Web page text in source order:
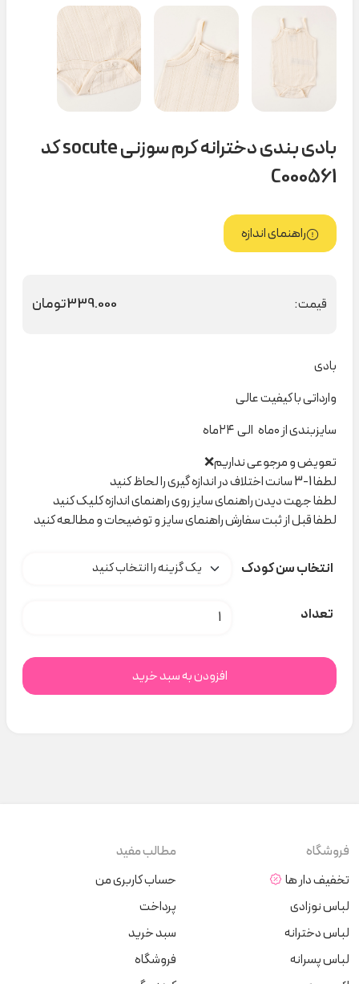
بادی بندی دخترانه کرم سوزنی socute کد
C000561
راهنمای اندازه
قیمت: 339.000تومان
بادی
وارداتی با کیفیت عالی
سایزبندی از ۰ماه الی ۲۴ماه
تعویض و مرجوعی نداریم❌
لطفا 1-3 سانت اختلاف در اندازه گیری را لحاظ کنید
لطفا جهت دیدن راهنمای سایز روی راهنمای اندازه کلیک کنید
لطفا قبل از ثبت سفارش راهنمای سایز و توضیحات و مطالعه کنید
انتخاب سن کودک
تعداد بادی بندی دخترانه کرم سوزنی socute کد C000561 عدد
افزودن به سبد خرید
فروشگاه
تخفیف دار ها
لباس نوزادی
لباس دخترانه
لباس پسرانه
مطالب مفید
حساب کاربری من
پرداخت
سبد خرید
فروشگاه